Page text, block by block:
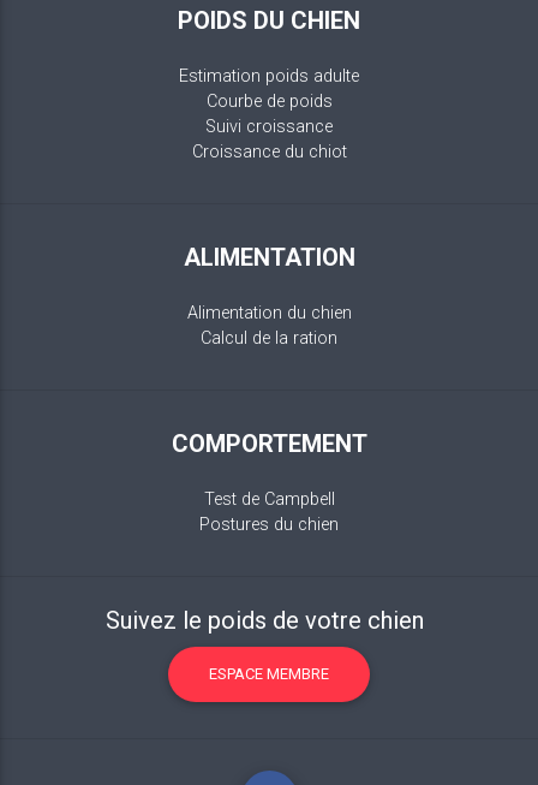
POIDS DU CHIEN
Estimation poids adulte
Courbe de poids
Suivi croissance
Croissance du chiot
ALIMENTATION
Alimentation du chien
Calcul de la ration
COMPORTEMENT
Test de Campbell
Postures du chien
Suivez le poids de votre chien
ESPACE MEMBRE